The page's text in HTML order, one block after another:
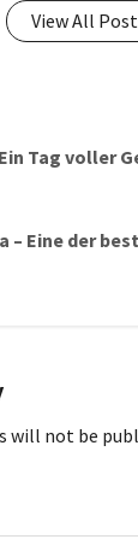
View All
Tag voller
– Eine der
will not be